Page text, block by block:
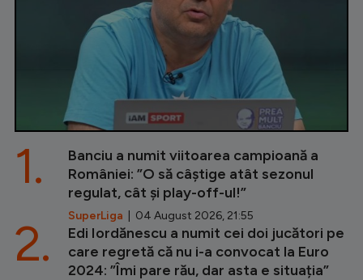
Banciu a numit viitoarea campioană a
României: ”O să câștige atât sezonul
regulat, cât și play-off-ul!”
SuperLiga | 04 August 2026, 21:55
1.
Edi Iordănescu a numit cei doi jucători pe
care regretă că nu i-a convocat la Euro
2024: ”Îmi pare rău, dar asta e situația”
2.